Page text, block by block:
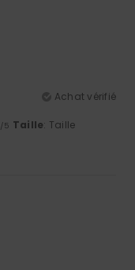
Achat vérifié
/5 Taille: Taille